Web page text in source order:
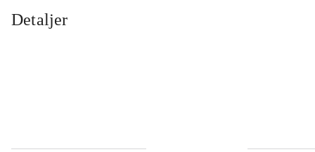
Detaljer